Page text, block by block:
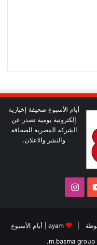
أيام الأسبوع صحيفة إخبارية
إلكترونية يومية تصدر عن
الشركة المصرية للصحافة
والنشر والاعلان.
يوتيوبانستقرام
ayam
أيام الأسبوع
m.basma group
.